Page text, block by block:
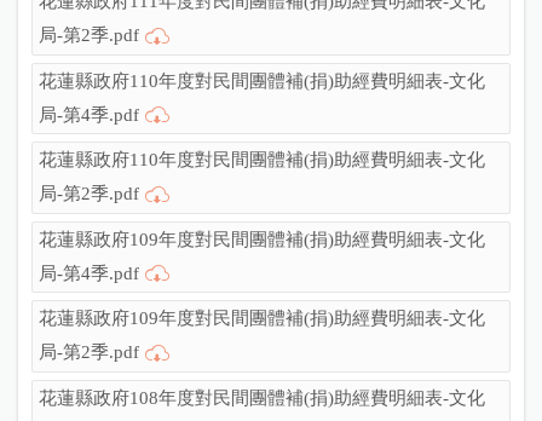
局-第2季.pdf
花蓮縣政府110年度對民間團體補(捐)助經費明細表-文化
局-第4季.pdf
花蓮縣政府110年度對民間團體補(捐)助經費明細表-文化
局-第2季.pdf
花蓮縣政府109年度對民間團體補(捐)助經費明細表-文化
局-第4季.pdf
花蓮縣政府109年度對民間團體補(捐)助經費明細表-文化
局-第2季.pdf
花蓮縣政府108年度對民間團體補(捐)助經費明細表-文化